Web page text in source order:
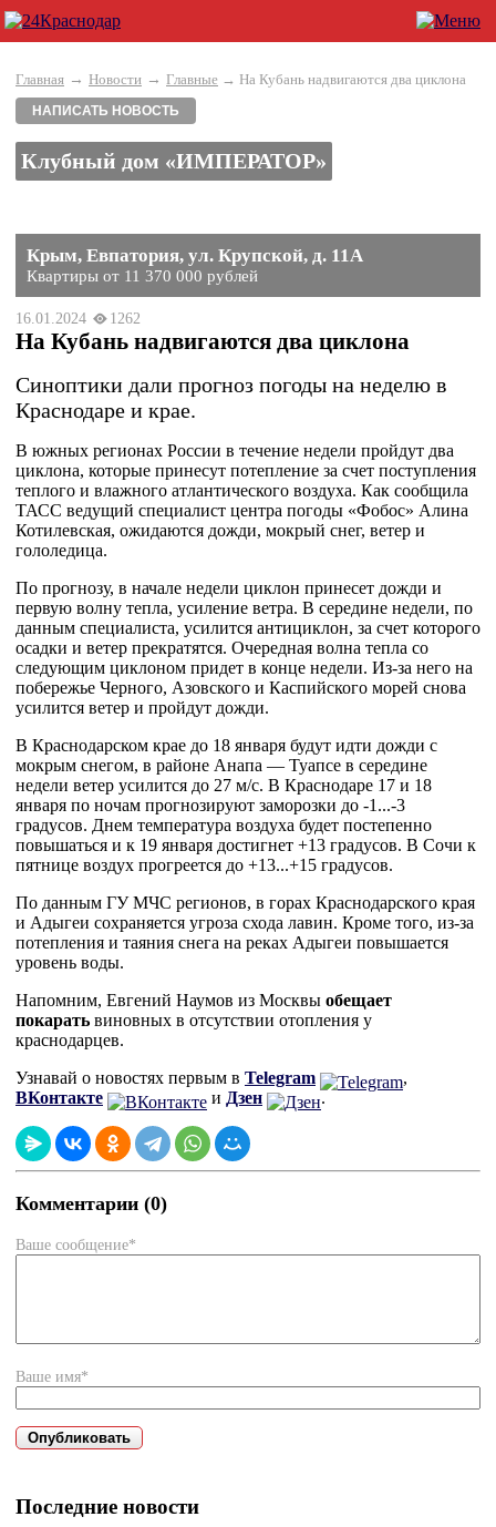
Главная → Новости → Главные → На Кубань надвигаются два циклона
НАПИСАТЬ НОВОСТЬ
Клубный дом «ИМПЕРАТОР»
Крым, Евпатория, ул. Крупской, д. 11А
Квартиры от 11 370 000 рублей
16.01.2024 1262
На Кубань надвигаются два циклона
Синоптики дали прогноз погоды на неделю в
Краснодаре и крае.
В южных регионах России в течение недели пройдут два
циклона, которые принесут потепление за счет поступления
теплого и влажного атлантического воздуха. Как сообщила
ТАСС ведущий специалист центра погоды «Фобос» Алина
Котилевская, ожидаются дожди, мокрый снег, ветер и
гололедица.
По прогнозу, в начале недели циклон принесет дожди и
первую волну тепла, усиление ветра. В середине недели, по
данным специалиста, усилится антициклон, за счет которого
осадки и ветер прекратятся. Очередная волна тепла со
следующим циклоном придет в конце недели. Из-за него на
побережье Черного, Азовского и Каспийского морей снова
усилится ветер и пройдут дожди.
В Краснодарском крае до 18 января будут идти дожди с
мокрым снегом, в районе Анапа — Туапсе в середине
недели ветер усилится до 27 м/с. В Краснодаре 17 и 18
января по ночам прогнозируют заморозки до -1...-3
градусов. Днем температура воздуха будет постепенно
повышаться и к 19 января достигнет +13 градусов. В Сочи к
пятнице воздух прогреется до +13...+15 градусов.
По данным ГУ МЧС регионов, в горах Краснодарского края
и Адыгеи сохраняется угроза схода лавин. Кроме того, из-за
потепления и таяния снега на реках Адыгеи повышается
уровень воды.
Напомним, Евгений Наумов из Москвы обещает
покарать виновных в отсутствии отопления у
краснодарцев.
Узнавай о новостях первым в Telegram
,
ВКонтакте
и Дзен .
Комментарии (0)
Ваше сообщение*
Ваше имя*
Последние новости